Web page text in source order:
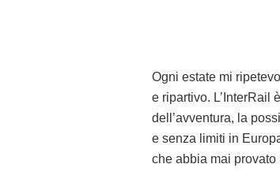
Ogni estate mi ripetevo
e ripartivo. L’InterRail
dell’avventura, la
e senza limiti in
che abbia mai provato